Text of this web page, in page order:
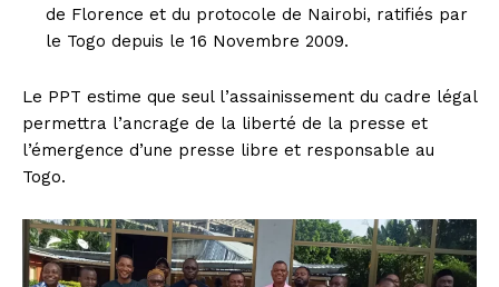
de Florence et du protocole de Nairobi, ratifiés par
le Togo depuis le 16 Novembre 2009.
Le PPT estime que seul l’assainissement du cadre légal
permettra l’ancrage de la liberté de la presse et
l’émergence d’une presse libre et responsable au
Togo.